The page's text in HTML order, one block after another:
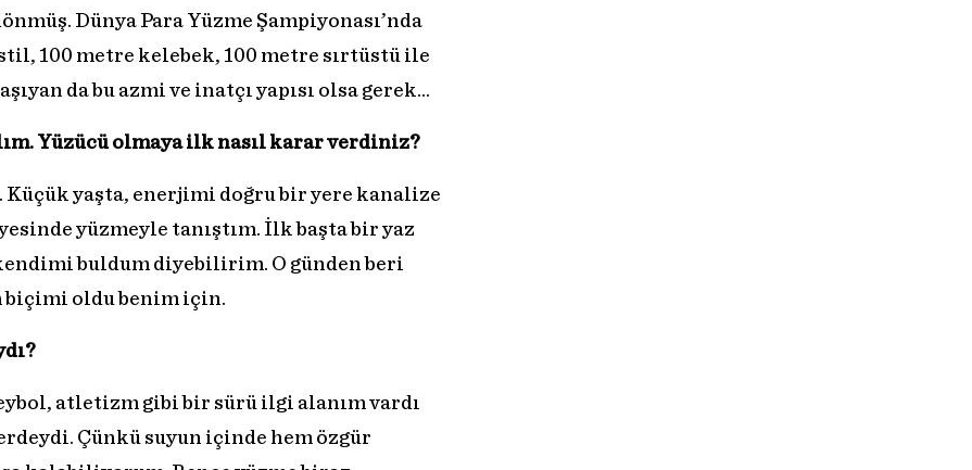
Dünya Para Yüzme Şampiyonası’nda
100 metre kelebek, 100 metre sırtüstü ile
da bu azmi ve inatçı yapısı olsa gerek…
Yüzücü olmaya ilk nasıl karar verdiniz?
Küçük yaşta, enerjimi doğru bir yere kanalize
yüzmeyle tanıştım. İlk başta bir yaz
buldum diyebilirim. O günden beri
biçimi oldu benim için.
atletizm gibi bir sürü ilgi alanım vardı
Çünkü suyun içinde hem özgür